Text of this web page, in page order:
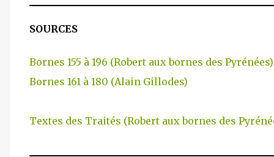
SOURCES
Bornes 155 à 196 (Robert aux bornes des Pyrénées)
Bornes 161 à 180 (Alain Gillodes)
Textes des Traités (Robert aux bornes des